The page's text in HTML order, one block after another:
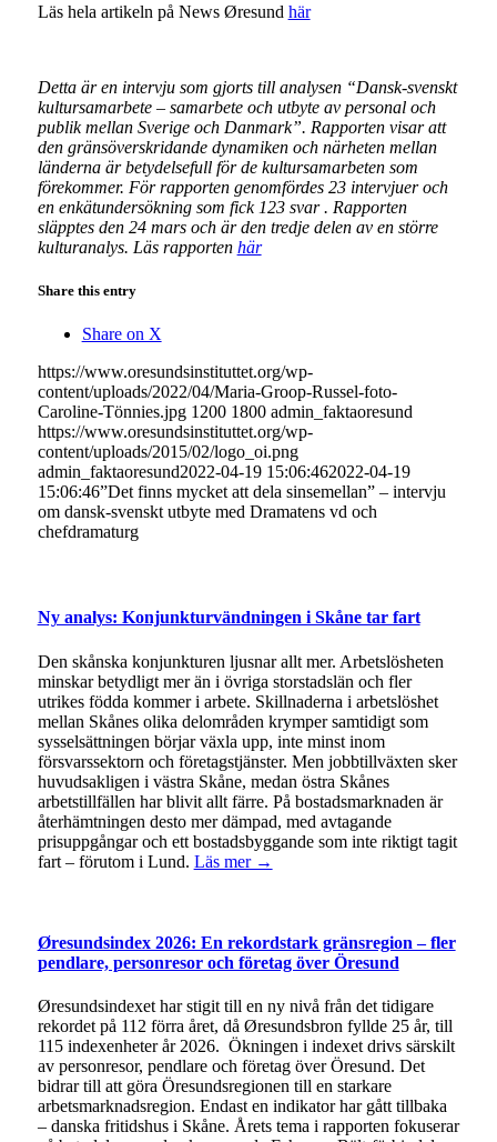
Läs hela artikeln på News Øresund här
Detta är en intervju som gjorts till analysen “Dansk-svenskt
kultursamarbete – samarbete och utbyte av personal och
publik mellan Sverige och Danmark”. Rapporten visar att
den gränsöverskridande dynamiken och närheten mellan
länderna är betydelsefull för de kultursamarbeten som
förekommer. För rapporten genomfördes 23 intervjuer och
en enkätundersökning som fick 123 svar . Rapporten
släpptes den 24 mars och är den tredje delen av en större
kulturanalys. Läs rapporten här
Share this entry
Share on X
https://www.oresundsinstituttet.org/wp-
content/uploads/2022/04/Maria-Groop-Russel-foto-
Caroline-Tönnies.jpg 1200 1800 admin_faktaoresund
https://www.oresundsinstituttet.org/wp-
content/uploads/2015/02/logo_oi.png
admin_faktaoresund2022-04-19 15:06:462022-04-19
15:06:46”Det finns mycket att dela sins­emellan” – intervju
om dansk-svenskt utbyte med Dramatens vd och
chefdramaturg
Ny analys: Konjunkturvändningen i Skåne tar fart
Den skånska konjunkturen ljusnar allt mer. Arbetslösheten
minskar betydligt mer än i övriga storstadslän och fler
utrikes födda kommer i arbete. Skillnaderna i arbetslöshet
mellan Skånes olika delområden krymper samtidigt som
sysselsättningen börjar växla upp, inte minst inom
försvarssektorn och företagstjänster. Men jobbtillväxten sker
huvudsakligen i västra Skåne, medan östra Skånes
arbetstillfällen har blivit allt färre. På bostadsmarknaden är
återhämtningen desto mer dämpad, med avtagande
prisuppgångar och ett bostadsbyggande som inte riktigt tagit
fart – förutom i Lund. Läs mer →
Øresundsindex 2026: En rekordstark gränsregion – fler
pendlare, personresor och företag över Öresund
Øresundsindexet har stigit till en ny nivå från det tidigare
rekordet på 112 förra året, då Øresundsbron fyllde 25 år, till
115 indexenheter år 2026. Ökningen i indexet drivs särskilt
av personresor, pendlare och företag över Öresund. Det
bidrar till att göra Öresundsregionen till en starkare
arbetsmarknadsregion. Endast en indikator har gått tillbaka
– danska fritidshus i Skåne. Årets tema i rapporten fokuserar